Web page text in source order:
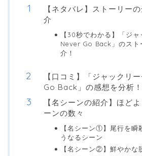
【ネタバレ】ストーリー
介
【30秒でわかる】「ジ
Never Go Back」のスト
介！
【口コミ】「ジャックリ
Go Back」の感想を分析！
【名シーンの紹介】ほど
ーンの数々
【名シーン①】尾行を瞬
うなるシーン
【名シーン②】鮮やかな